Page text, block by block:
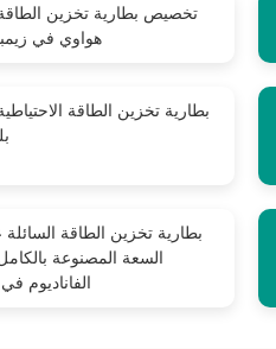
تخصيص بطارية تخزين
هواوي في
بطارية تخزين الطاقة
بطارية تخزين الطاقة السائلة
السعة المصنوعة
الفاناديوم